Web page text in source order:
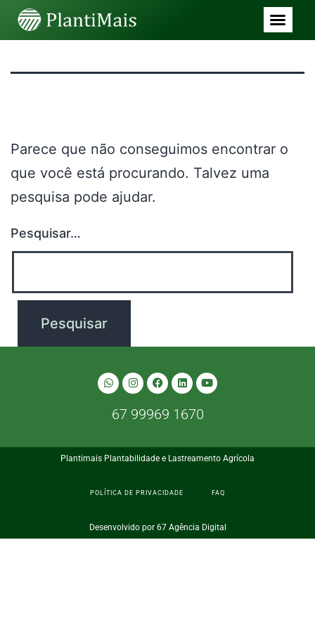
Parece que não conseguimos encontrar o
que você está procurando. Talvez uma
pesquisa pode ajudar.
Pesquisar…
67 99969 1670
Plantimais Plantabilidade e Lastreamento Agrícola
POLÍTICA DE PRIVACIDADE FAQ
Desenvolvido por 67 Agência Digital